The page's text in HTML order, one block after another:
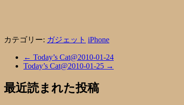
カテゴリー: ガジェット iPhone
← Today’s Cat@2010-01-24
Today’s Cat@2010-01-25 →
最近読まれた投稿